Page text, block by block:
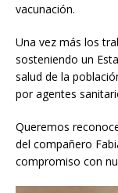
vacunación.
Una vez más los
sosteniendo un
salud de la
por agentes
Queremos
del compañero
compromiso con